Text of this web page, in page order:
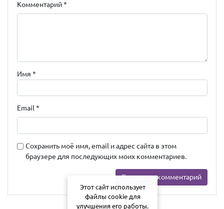
Комментарий*
Имя *
Email*
Сохранить моё имя, email и адрес сайта в этом
браузере для последующих моих комментариев.
Этот сайт использует
файлы cookie для
улучшения его работы.